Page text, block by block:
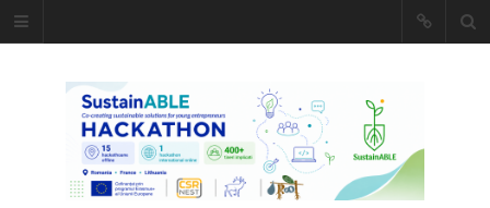
Caiet de
insemnari
DESCARCĂ!